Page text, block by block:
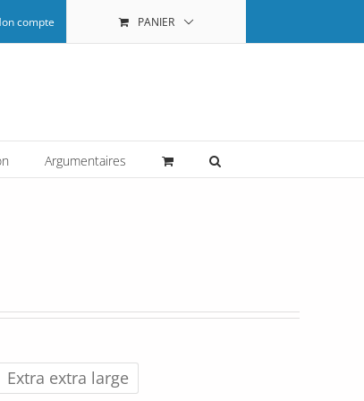
compte PANIER
Argumentaires
Extra extra large